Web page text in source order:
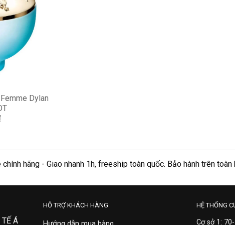
Dylan
hãng - Giao nhanh 1h, freeship toàn quốc. Bảo hành trên
Á
HỖ TRỢ KHÁCH HÀNG HỆ THỐNG
Cơ sở 1: